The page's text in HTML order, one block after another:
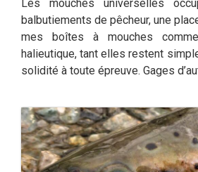
Les mouches universelles
balbutiements de pêcheur, une
mes boîtes à mouches
halieutique, tant elles restent
solidité à toute épreuve. Gages